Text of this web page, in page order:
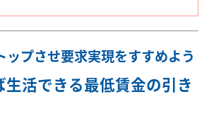
ップさせ要求実現をすすめよう
生活できる最低賃金の引き